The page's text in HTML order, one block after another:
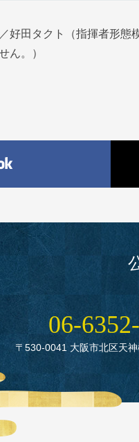
好田タクト（指揮者形
ん。）
〒530‑0041 大阪市北区天神